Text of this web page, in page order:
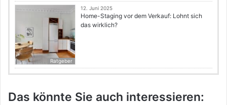
Ratgeber
12. Juni 2025
Home-Staging vor dem Verkauf: Lohnt sich
das wirklich?
Das könnte Sie auch interessieren: